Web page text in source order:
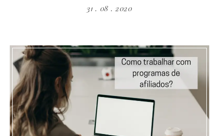
31 . 08 . 2020